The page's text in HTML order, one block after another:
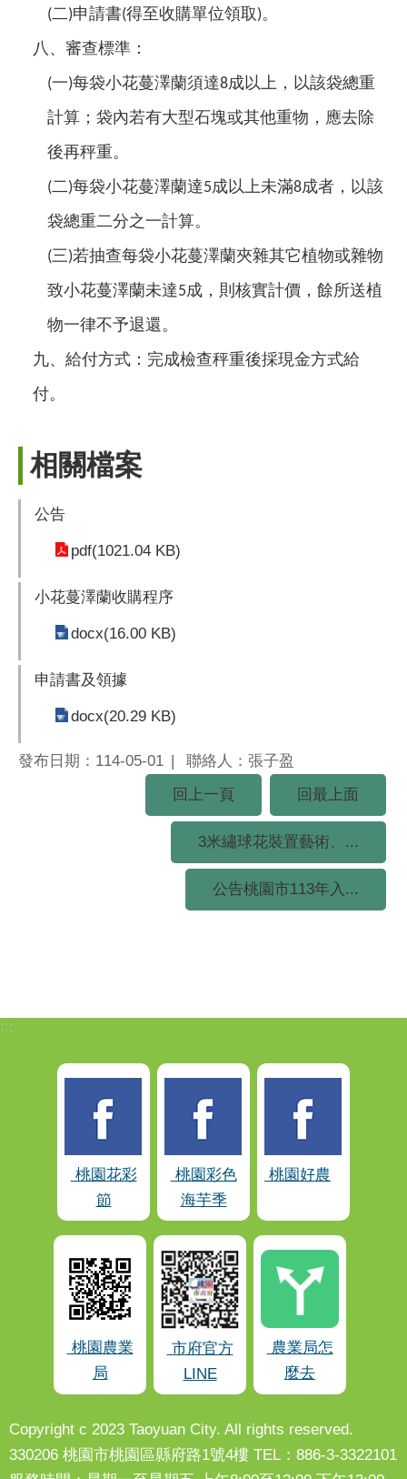
(二)申請書(得至收購單位領取)。
八、審查標準：
(一)每袋小花蔓澤蘭須達8成以上，以該袋總重
計算；袋內若有大型石塊或其他重物，應去除
後再秤重。
(二)每袋小花蔓澤蘭達5成以上未滿8成者，以該
袋總重二分之一計算。
(三)若抽查每袋小花蔓澤蘭夾雜其它植物或雜物
致小花蔓澤蘭未達5成，則核實計價，餘所送植
物一律不予退還。
九、給付方式：完成檢查秤重後採現金方式給
付。
相關檔案
公告
pdf(1021.04 KB)
小花蔓澤蘭收購程序
docx(16.00 KB)
申請書及領據
docx(20.29 KB)
發布日期：114-05-01
聯絡人：張子盈
回上一頁
回最上面
3米繡球花裝置藝術、...
公告桃園市113年入...
:::
桃園花彩
節
桃園彩色
海芋季
桃園好農
桃園農業
局
市府官方
LINE
農業局怎
麼去
Copyright c 2023 Taoyuan City. All rights reserved.
330206 桃園市桃園區縣府路1號4樓 TEL：886-3-3322101